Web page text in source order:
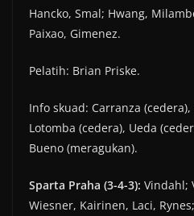
Hancko, Smal; Hwang,
Paixao, Gimenez.
Pelatih: Brian Priske.
Info skuad: Carranza
Lotomba (cedera), Ueda
Bueno (meragukan).
Sparta Praha (3-4-3): Vindahl;
Wiesner, Kairinen, Laci,